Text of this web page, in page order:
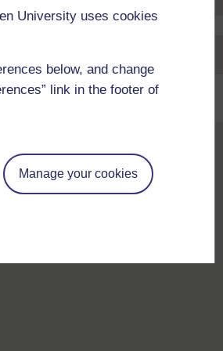
University uses cookies
below, and change
link in the footer of
Manage your cookies
you need.
this site please get